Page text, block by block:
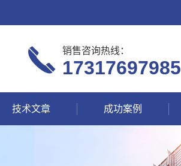
销售咨询热线：
17317697985
技术文章 成功案例